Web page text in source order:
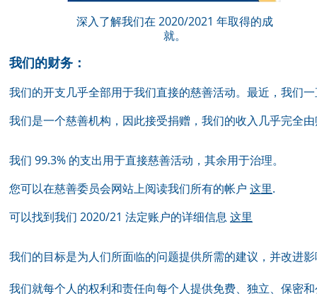
深入了解我们在 2020/2021 年取得的成
就。
我们的财务：
我们的开支几乎全部用于我们直接的慈善活动。最近，我们
我们是一个慈善机构，因此接受捐赠，我们的收入几乎完全
我们 99.3% 的支出用于直接慈善活动，其余用于治理。
您可以在慈善委员会网站上阅读我们所有的帐户 这里.
可以找到我们 2020/21 法定账户的详细信息 这里
我们的目标是为人们所面临的问题提供所需的建议，并改进
我们就每个人的权利和责任向每个人提供免费、独立、保密